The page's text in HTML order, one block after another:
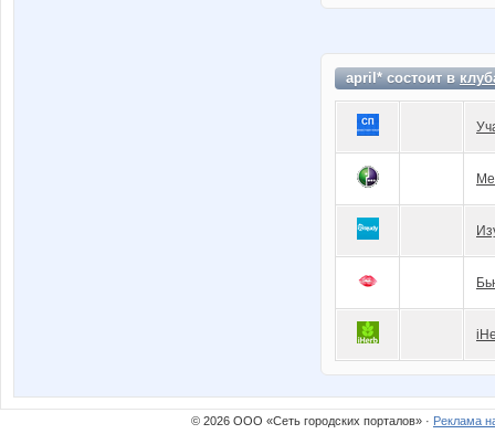
april* состоит в
© 2026 ООО «Сеть городских порталов» · Реклама